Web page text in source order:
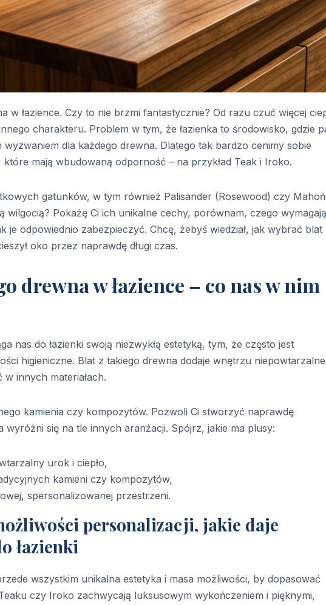
w łazience. Czy to nie brzmi fantastycznie? Od razu czuć więcej
charakteru. Problem w tym, że łazienka to środowisko, gdzie
dla każdego drewna. Dlatego tak bardzo cenimy sobie
mają wbudowaną odporność – na przykład Teak i Iroko.
gatunków, w tym również Palisander (Rosewood) czy
wilgocią? Pokażę Ci ich unikalne cechy, porównam, czego
je odpowiednio zabezpieczyć. Chcę, żebyś wiedział, jak wybrać blat
oko przez naprawdę długi czas.
drewna w łazience – co nas w nim
nas do łazienki swoją niezwykłą estetyką, tym, że często jest
higieniczne. Blat z takiego drewna dodaje wnętrzu
innych materiałach.
kamienia czy kompozytów. Pozwoli Ci stworzyć naprawdę
się na tle innych aranżacji. Spójrz, jakie ma plusy:
urok i ciepło,
kamieni czy kompozytów,
spersonalizowanej przestrzeni.
personalizacji, jakie daje
łazienki
wszystkim unikalna estetyka i masa możliwości, by dopasować
czy Iroko zachwycają luksusowym wykończeniem i pięknymi,